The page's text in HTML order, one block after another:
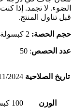
الضوء. لا تجمد. إذا
قبل تناول المنتج.
حجم الحصة:
عدد الحصص: 50
تاريخ الصلاحية 2024, 11/2024
الوزن 100 كبسولة, 100 كبسولة, 50جرعة, 50جرعة